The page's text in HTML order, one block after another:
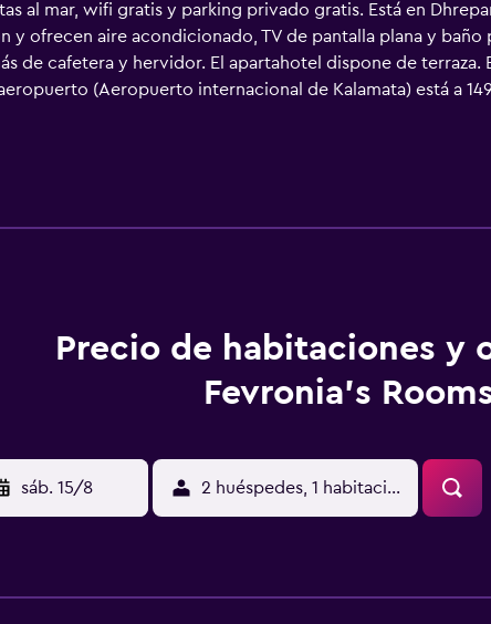
al mar, wifi gratis y parking privado gratis. Está en
y ofrecen aire acondicionado, TV de pantalla plana y
de cafetera y hervidor. El apartahotel dispone de terraza.
aeropuerto (Aeropuerto internacional de Kalamata) está a
Precio de habitaciones y
Fevronia's
sáb. 15/8 2 huéspedes, 1 habitación